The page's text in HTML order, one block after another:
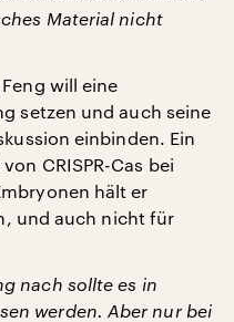
Material nicht
will eine
setzen und auch seine
einbinden. Ein
CRISPR-Cas bei
hält er
und auch nicht für
nach sollte es in
werden. Aber nur bei